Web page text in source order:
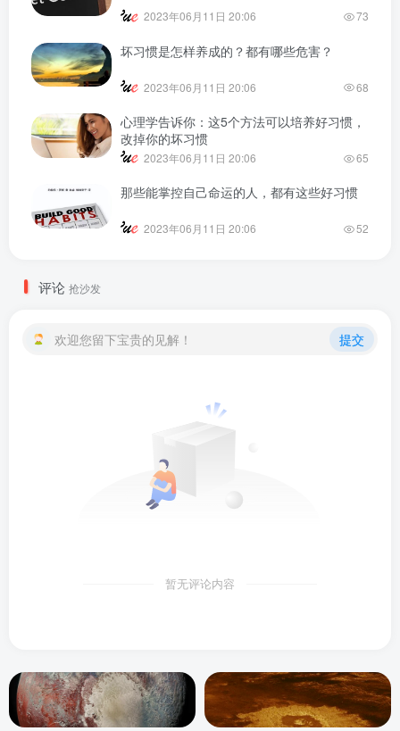
2023年06月11日 20:06 73
坏习惯是怎样养成的？都有哪些危害？
2023年06月11日 20:06 68
心理学告诉你：这5个方法可以培养好习惯，
改掉你的坏习惯
2023年06月11日 20:06 65
那些能掌控自己命运的人，都有这些好习惯
2023年06月11日 20:06 52
评论 抢沙发
欢迎您留下宝贵的见解！ 提交
暂无评论内容